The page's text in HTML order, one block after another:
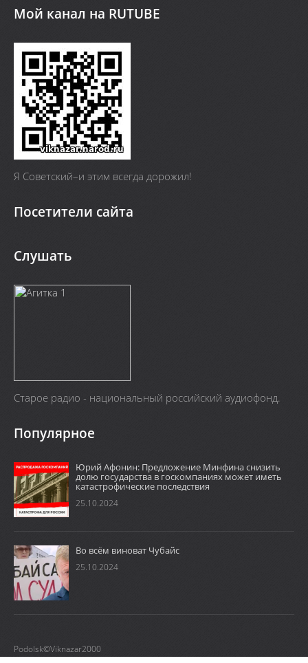
Мой канал на RUTUBE
Я Cоветский–и этим всегда дорожил!
Посетители сайта
Слушать
Старое радио - национальный российский аудиофонд.
Популярное
Юрий Афонин: Предложение Минфина снизить
долю государства в госкомпаниях может иметь
катастрофические последствия
25.10.2024
Во всём виноват Чубайс
25.10.2024
Podolsk©Viknazar2000